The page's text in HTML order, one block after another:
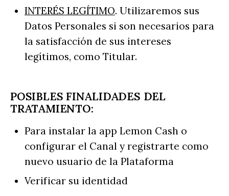
INTERÉS LEGÍTIMO. Utilizaremos sus
Datos Personales si son necesarios para
la satisfacción de sus intereses
legítimos, como Titular.
POSIBLES FINALIDADES DEL
TRATAMIENTO:
Para instalar la app Lemon Cash o
configurar el Canal y registrarte como
nuevo usuario de la Plataforma
Verificar su identidad